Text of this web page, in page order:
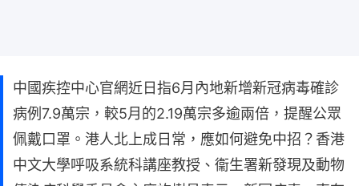
中國疾控中心官網近日指6月內地新增新冠病毒確診
病例7.9萬宗，較5月的2.19萬宗多逾兩倍，提醒公眾
佩戴口罩。港人北上成日常，應如何避免中招？香港
中文大學呼吸系統科講座教授、衞生署新發現及動物